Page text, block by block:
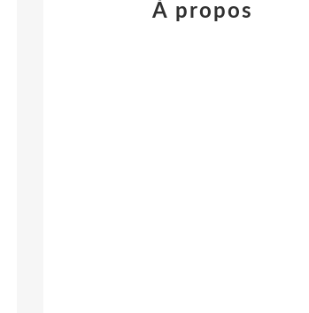
À propos